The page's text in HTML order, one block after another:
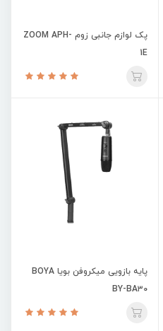
پک لوازم جانبی زوم ZOOM APH-
1E
پایه بازویی میکروفن بویا BOYA
BY-BA۳۰